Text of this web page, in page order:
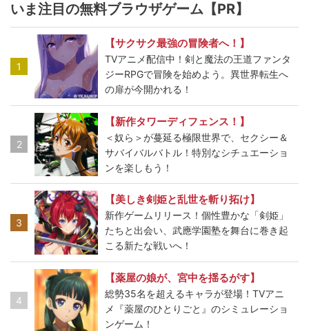
いま注目の無料ブラウザゲーム【PR】
1
【サクサク最強の冒険者へ！】
TVアニメ配信中！剣と魔法の王道ファンタ
ジーRPGで冒険を始めよう。異世界転生へ
の扉が今開かれる！
2
【新作タワーディフェンス！】
＜奴ら＞が蔓延る極限世界で、セクシー＆
サバイバルバトル！特別なシチュエーショ
ンを楽しもう！
3
【美しき剣姫と乱世を斬り拓け】
新作ゲームリリース！個性豊かな「剣姫」
たちと出会い、武應学園塾を舞台に巻き起
こる新たな戦いへ！
4
【薬屋の娘が、宮中を揺るがす】
総勢35名を超えるキャラが登場！TVアニ
メ『薬屋のひとりごと』のシミュレーショ
ンゲーム！